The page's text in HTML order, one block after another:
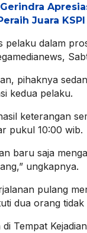
Juara KSPI
pelaku dalam
pihaknya
kedua pelaku.
keterangan
pukul 10:00 wib.
baru saja
ungkapnya.
pulang
dua orang tidak
di Tempat